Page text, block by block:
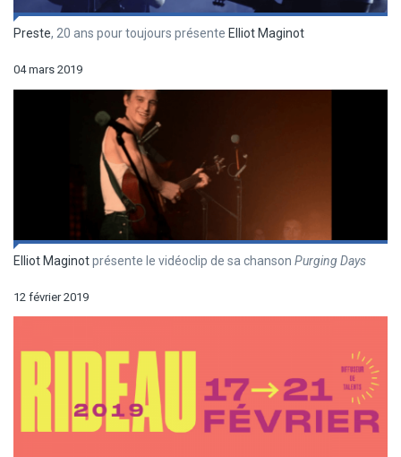
Preste, 20 ans pour toujours présente Elliot Maginot
04 mars 2019
Elliot Maginotprésente le vidéoclip de sa chanson Purging Days
12 février 2019